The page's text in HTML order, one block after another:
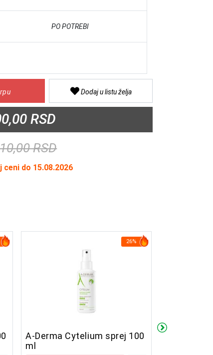
PO POTREBI
Dodaj u listu želja
RSD
RSD
do 15.08.2026
26%
A-Derma Cytelium sprej 100
ml